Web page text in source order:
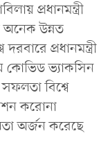
প্রধানমন্ত্রী
অনেক উন্নত
প্রধানমন্ত্রী
কোভিড ভ্যাকসিন
সফলতা বিশ্বে
করোনা
অর্জন করেছে